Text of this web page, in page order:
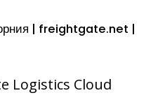
| freightgate.net |
Logistics Cloud